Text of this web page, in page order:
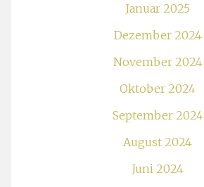
Januar 2025
Dezember 2024
November 2024
Oktober 2024
September 2024
August 2024
Juni 2024